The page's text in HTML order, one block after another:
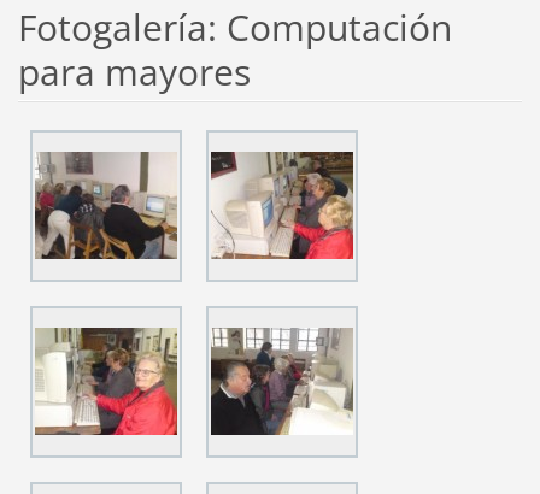
Fotogalería: Computación
para mayores